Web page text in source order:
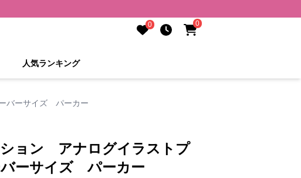
0 0
人気ランキング
バーサイズ パーカー
ョン アナログイラストプ
ーサイズ パーカー